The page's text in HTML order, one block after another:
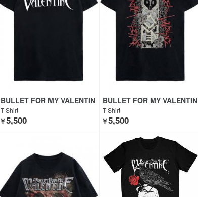
BULLET FOR MY VALENTIN
E
T-Shirt
￥5,500
BULLET FOR MY VALENTIN
E
T-Shirt
￥5,500